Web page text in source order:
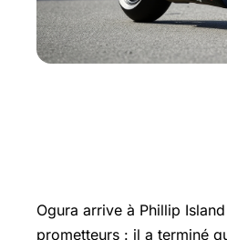
Ogura arrive à Phillip
prometteurs : il a terminé